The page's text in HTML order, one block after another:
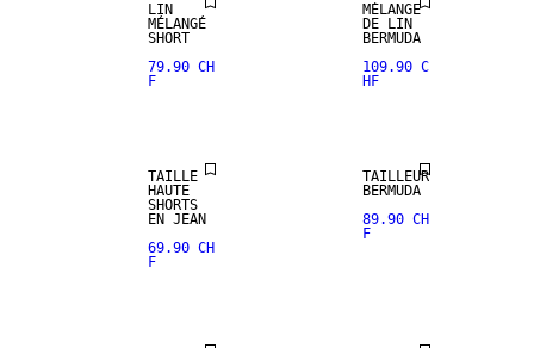
LIN
MÉLANGÉ
SHORT
79.90 CH
F
MÉLANGE
DE LIN
BERMUDA
109.90 C
HF
TAILLE
HAUTE
SHORTS
EN JEAN
69.90 CH
F
TAILLEUR
BERMUDA
89.90 CH
F